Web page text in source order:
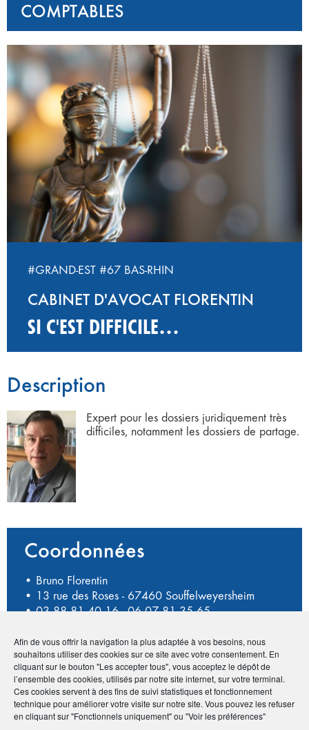
Afin de vous offrir la navigation la plus adaptée à vos besoins, nous
souhaitons utiliser des cookies sur ce site avec votre consentement. En
cliquant sur le bouton "Les accepter tous", vous acceptez le dépôt de
l’ensemble des cookies, utilisés par notre site internet, sur votre terminal.
Ces cookies servent à des fins de suivi statistiques et fonctionnement
technique pour améliorer votre visite sur notre site. Vous pouvez les refuser
en cliquant sur "Fonctionnels uniquement" ou "Voir les préférences"
COMPTABLES
#GRAND-EST #67 BAS-RHIN
CABINET D'AVOCAT FLORENTIN
SI C'EST DIFFICILE…
Description
Expert pour les dossiers juridiquement très
difficiles, notamment les dossiers de partage.
Coordonnées
• Bruno Florentin
• 13 rue des Roses - 67460 Souffelweyersheim
•03 88 81 40 16-06 07 81 35 65
Publié le :16 novembre 2020
Noter 0/5 0votes